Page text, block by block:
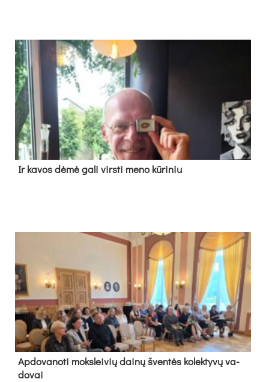
Ir ka­vos dė­mė ga­li virs­ti me­no kū­ri­niu
Ap­do­va­no­ti moks­lei­vių dai­nų šven­tės ko­lek­ty­vų va­
do­vai